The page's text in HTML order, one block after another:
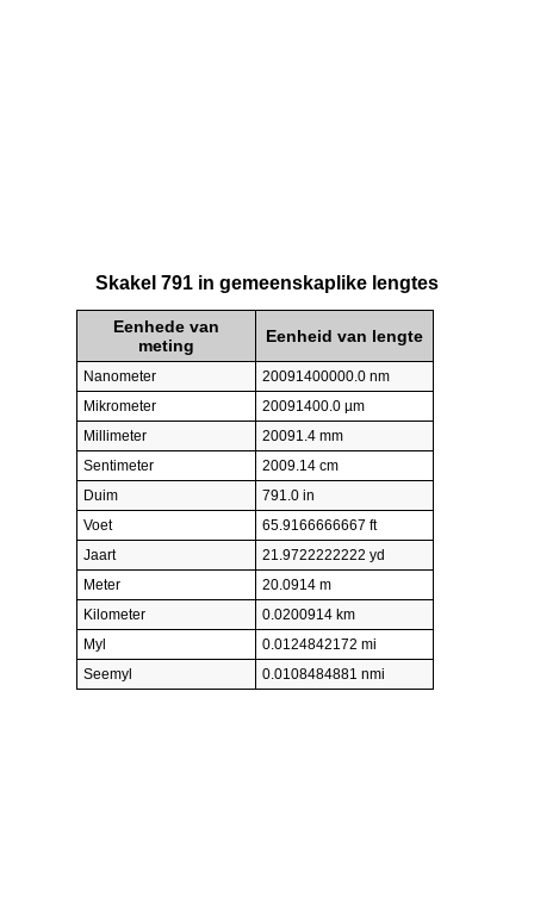
Skakel 791 in gemeenskaplike lengtes
Eenhede van
meting
Eenheid van lengte
Nanometer
20091400000.0 nm
Mikrometer
20091400.0 µm
Millimeter
20091.4 mm
Sentimeter
2009.14 cm
Duim
791.0 in
Voet
65.9166666667 ft
Jaart
21.9722222222 yd
Meter
20.0914 m
Kilometer
0.0200914 km
Myl
0.0124842172 mi
Seemyl
0.0108484881 nmi